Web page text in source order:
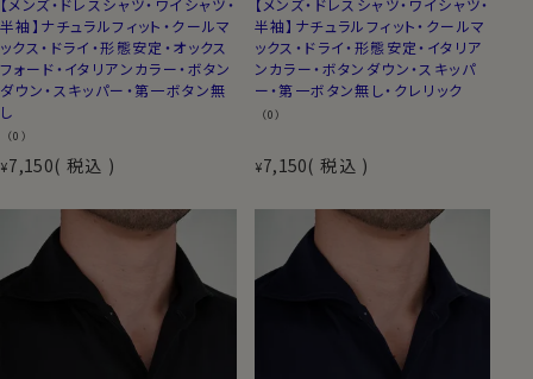
【メンズ・ドレスシャツ・ワイシャツ・
半袖】ナチュラルフィット・クールマ
ックス・ドライ・形態安定・オックス
フォード・イタリアンカラー・ボタン
ダウン・スキッパー・第一ボタン無
し
（0）
¥7,150 税込
【メンズ・ドレスシャツ・ワイシャツ・
半袖】ナチュラルフィット・クールマ
ックス・ドライ・形態安定・イタリア
ンカラー・ボタンダウン・スキッパ
ー・第一ボタン無し・クレリック
（0）
¥7,150 税込